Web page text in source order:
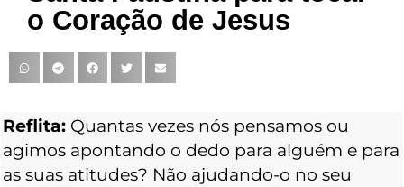
o Coração de Jesus
Reflita: Quantas vezes nós pensamos ou
agimos apontando o dedo para alguém e para
as suas atitudes? Não ajudando-o no seu